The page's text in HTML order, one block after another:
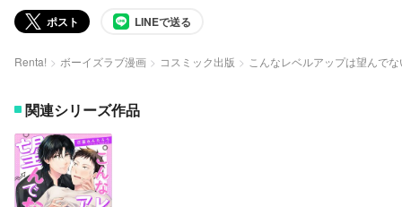
ポスト LINEで送る
Renta! ボーイズラブ漫画 コスミック出版 こんなレベルアップは望んで
関連シリーズ作品